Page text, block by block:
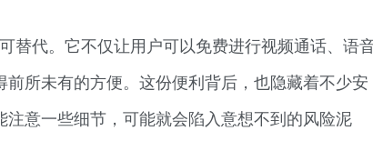
替代。它不仅让用户可以免费进行视频通话、语
所未有的方便。这份便利背后，也隐藏着不少安
意一些细节，可能就会陷入意想不到的风险泥